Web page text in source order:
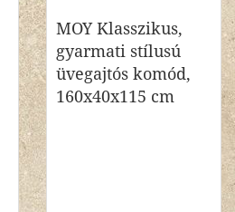
MOY Klasszikus,
gyarmati stílusú
üvegajtós komód,
160x40x115 cm